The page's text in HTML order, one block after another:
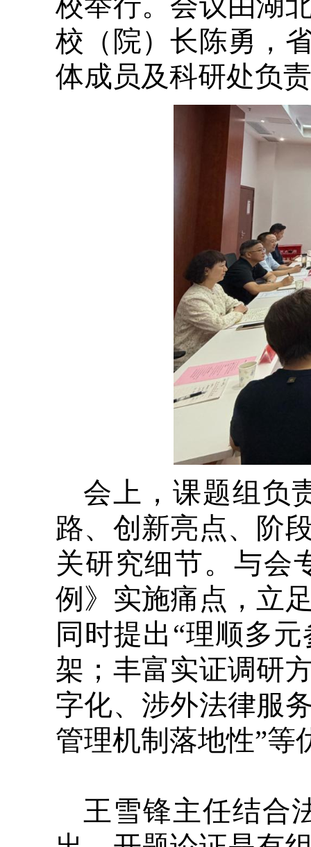
校（院）长陈勇，
体成员及科研处负
会上，课题组负
路、创新亮点、阶
关研究细节。与会
例》实施痛点，立
同时提出“理顺多
架；丰富实证调研
字化、涉外法律服
管理机制落地性”等
王雪锋主任结合